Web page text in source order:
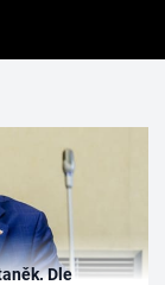
Dle